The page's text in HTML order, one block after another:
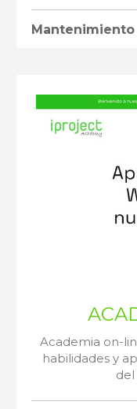
Mantenimiento
Academia on-
habilidades y
del